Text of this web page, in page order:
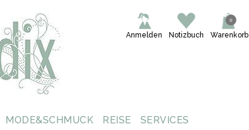
Warenkorb
0
Notizbuch
Anmelden
MODE&SCHMUCK REISE SERVICES